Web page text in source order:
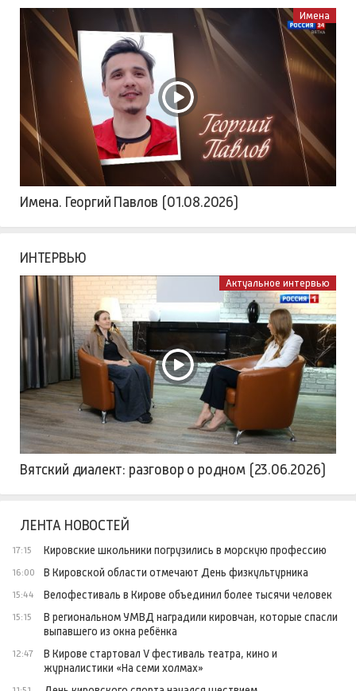
Имена
Имена. Георгий Павлов (01.08.2026)
ИНТЕРВЬЮ
Актуальное интервью
Вятский диалект: разговор о родном (23.06.2026)
ЛЕНТА НОВОСТЕЙ
17:15 Кировские школьники погрузились в морскую профессию
16:00 В Кировской области отмечают День физкультурника
15:44 Велофестиваль в Кирове объединил более тысячи человек
15:15
В региональном УМВД наградили кировчан, которые спасли
выпавшего из окна ребёнка
12:47
В Кирове стартовал V фестиваль театра, кино и
журналистики «На семи холмах»